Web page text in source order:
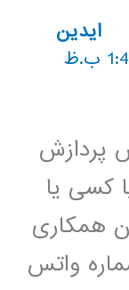
ایدین
پردازش
کسی یا
همکاری
واتس